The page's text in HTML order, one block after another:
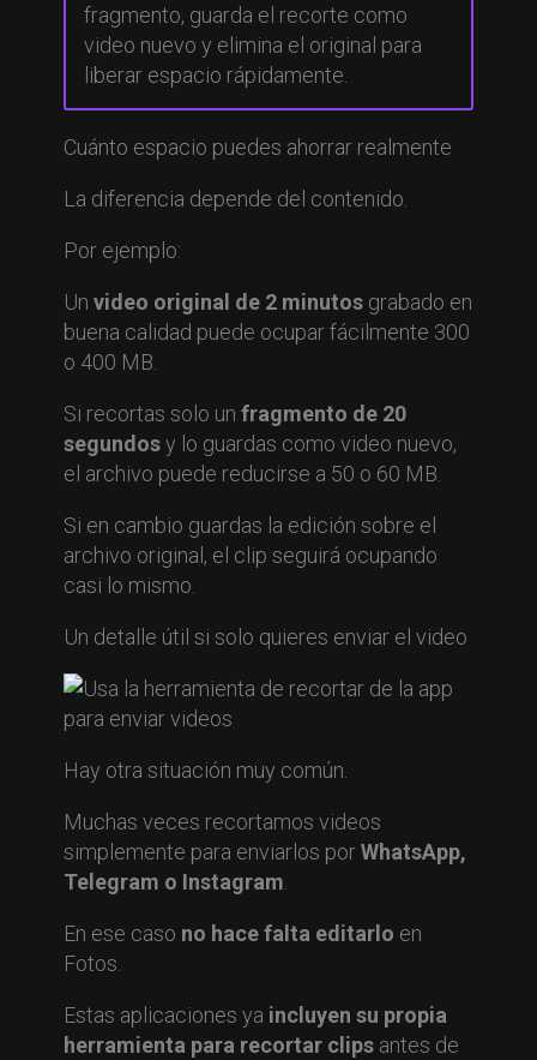
fragmento, guarda el recorte como
video nuevo y elimina el original para
liberar espacio rápidamente.
Cuánto espacio puedes ahorrar realmente
La diferencia depende del contenido.
Por ejemplo:
Un video original de 2 minutosgrabado en
buena calidad puede ocupar fácilmente 300
o 400 MB.
Si recortas solo un fragmento de 20
segundosy lo guardas como video nuevo,
el archivo puede reducirse a 50 o 60 MB.
Si en cambio guardas la edición sobre el
archivo original, el clip seguirá ocupando
casi lo mismo.
Un detalle útil si solo quieres enviar el video
Hay otra situación muy común.
Muchas veces recortamos videos
simplemente para enviarlos porWhatsApp,
Telegram o Instagram
En ese caso no hace falta editarlo en
Fotos.
Estas aplicaciones ya incluyen su propia
herramienta para recortar clipsantes de